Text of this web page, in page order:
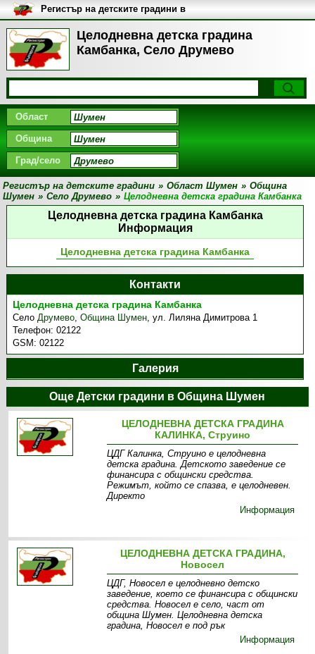
Целодневна детска градина
Камбанка, Село Друмево
Регистър на детските градини в
България
Област
Община
Град/село
Регистър на детските градини » Област Шумен » Община
Шумен » Село Друмево » Целодневна детска градина Камбанка
Целодневна детска градина Камбанка
Информация
Целодневна детска градина Камбанка
Контакти
Целодневна детска градина Камбанка
СелоДрумево,Община Шумен,ул. Лиляна Димитрова 1
Телефон:02122
GSM:02122
Галерия
Още Детски градини в Община Шумен
ЦЕЛОДНЕВНА ДЕТСКА ГРАДИНА
КАЛИНКА, Струино
ЦДГ Калинка, Струино е целодневна
детска градина. Детското заведение се
финансира с общински средства.
Режимът, който се спазва, е целодневен.
Директо
Информация
ЦЕЛОДНЕВНА ДЕТСКА ГРАДИНА,
Новосел
ЦДГ, Новосел е целодневно детско
заведение, което се финансира с общински
средства. Новосел е село, част от
община Шумен. Целодневна детска
градина, Новосел е под рък
Информация